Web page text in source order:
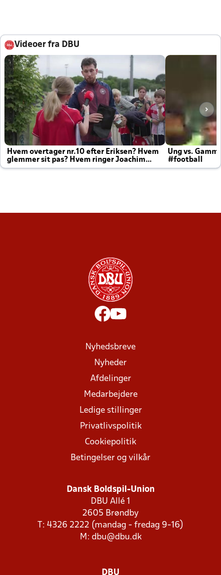
Videoer fra DBU
Hvem overtager nr.10 efter Eriksen? Hvem
glemmer sit pas? Hvem ringer Joachim
altid til efter kampe?
Ung vs.
#football
Nyhedsbreve
Nyheder
Afdelinger
Medarbejdere
Ledige stillinger
Privatlivspolitik
Cookiepolitik
Betingelser og vilkår
Dansk Boldspil-Union
DBU Allé 1
2605 Brøndby
T: 4326 2222 (mandag - fredag 9-16)
M: dbu@dbu.dk
DBU